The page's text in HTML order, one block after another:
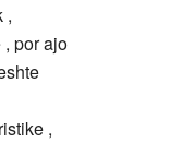
,
por ajo
,